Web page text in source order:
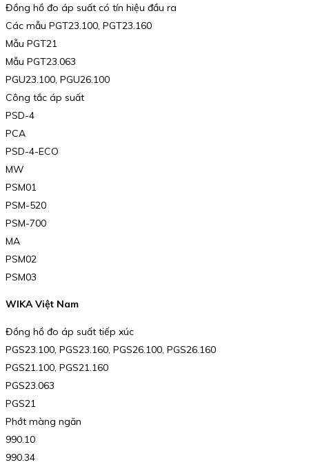
Đồng hồ đo áp suất có tín hiệu đầu ra
Các mẫu PGT23.100, PGT23.160
Mẫu PGT21
Mẫu PGT23.063
PGU23.100, PGU26.100
Công tắc áp suất
PSD-4
PCA
PSD-4-ECO
MW
PSM01
PSM-520
PSM-700
MA
PSM02
PSM03
WIKA Việt Nam
Đồng hồ đo áp suất tiếp xúc
PGS23.100, PGS23.160, PGS26.100, PGS26.160
PGS21.100, PGS21.160
PGS23.063
PGS21
Phớt màng ngăn
990.10
990.34